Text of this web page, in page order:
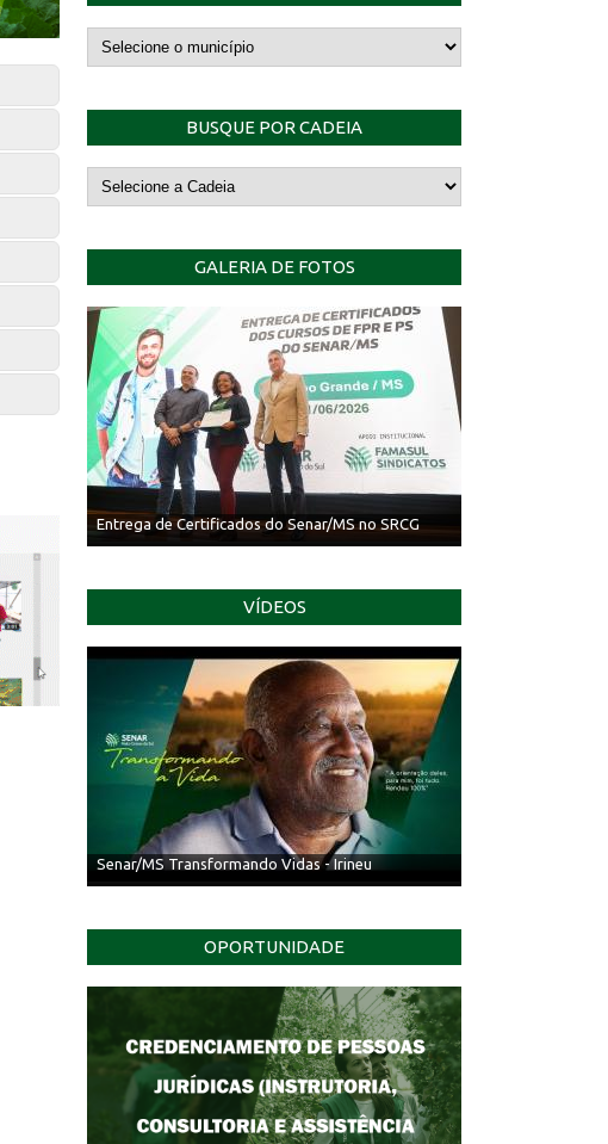
BUSQUE POR CADEIA
GALERIA DE FOTOS
Entrega de Certificados do Senar/MS no SRCG
VÍDEOS
Senar/MS Transformando Vidas - Irineu
OPORTUNIDADE